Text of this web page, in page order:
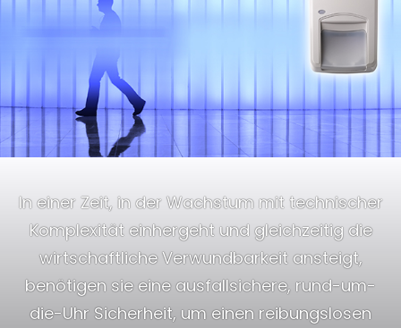
In einer Zeit, in der Wachstum mit technischer
Komplexität einhergeht und gleichzeitig die
wirtschaftliche Verwundbarkeit ansteigt,
benötigen sie eine ausfallsichere, rund-um-
die-Uhr Sicherheit, um einen reibungslosen